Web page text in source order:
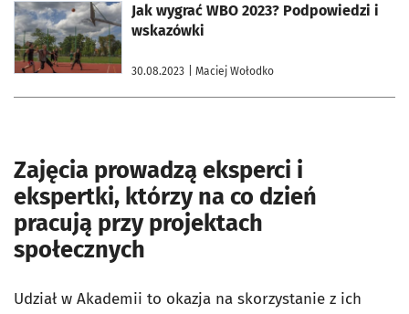
Jak wygrać WBO 2023? Podpowiedzi i
wskazówki
30.08.2023 | Maciej Wołodko
otworzy się w nowej karcie
Zajęcia prowadzą eksperci i
ekspertki, którzy na co dzień
pracują przy projektach
społecznych
Udział w Akademii to okazja na skorzystanie z ich